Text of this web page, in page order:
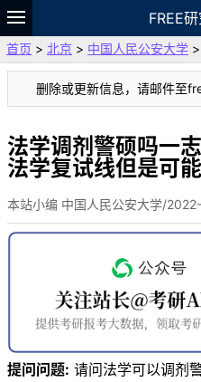
FREE
题库
故事 专题
VIP
资料
首页 > 北京 > 中国人民公安大学 >
删除或更新信息，请邮件至
法学调剂警硕吗一
法学复试线但是可
本站小编 中国人民公安大学/
提问问题: 请问法学可以调剂